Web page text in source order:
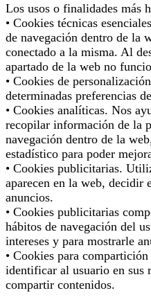
Los usos o finalidades más
• Cookies técnicas
de navegación dentro de la
conectado a la misma. Al
apartado de la web no
• Cookies de
determinadas preferencias
• Cookies analíticas. Nos
recopilar información de la
navegación dentro de la
estadístico para poder
• Cookies publicitarias.
aparecen en la web, decidir
anuncios.
• Cookies publicitarias
hábitos de navegación del
intereses y para mostrarle
• Cookies para
identificar al usuario en sus
compartir contenidos.